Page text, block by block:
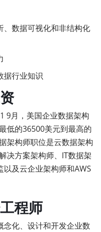
、数据可视化和非结构化
据行业知识
9月，美国企业数据架构
低的36500美元到最高的
架构师职位是云数据架构
决方案架构师、IT数据架
及云企业架构师和AWS
程师
化、设计和开发企业数